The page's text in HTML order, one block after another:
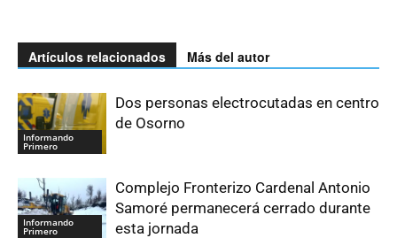
Artículos relacionados Más del autor
Informando
Primero
Dos personas electrocutadas en centro
de Osorno
Informando
Primero
Complejo Fronterizo Cardenal Antonio
Samoré permanecerá cerrado durante
esta jornada